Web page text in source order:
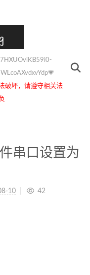
破坏，请遵守相关法
串口设置为
10 42